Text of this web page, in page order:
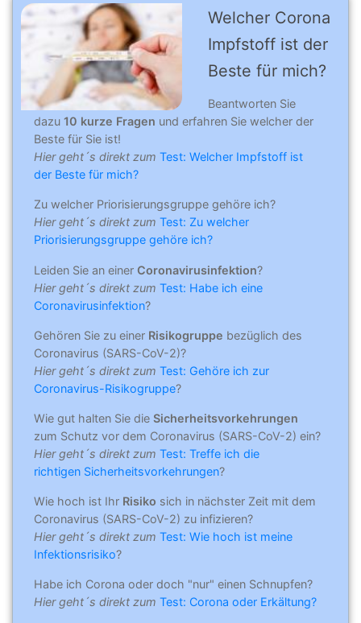
Welcher Corona
Impfstoff ist der
Beste für mich?
Beantworten Sie
dazu 10 kurze Fragen und erfahren Sie welcher der
Beste für Sie ist!
Hier geht´s direkt zum Test: Welcher Impfstoff ist
der Beste für mich?
Zu welcher Priorisierungsgruppe gehöre ich?
Hier geht´s direkt zum Test: Zu welcher
Priorisierungsgruppe gehöre ich?
Leiden Sie an einer Coronavirusinfektion?
Hier geht´s direkt zum Test: Habe ich eine
Coronavirusinfektion?
Gehören Sie zu einer Risikogruppe bezüglich des
Coronavirus (SARS-CoV-2)?
Hier geht´s direkt zum Test: Gehöre ich zur
Coronavirus-Risikogruppe?
Wie gut halten Sie die Sicherheitsvorkehrungen
zum Schutz vor dem Coronavirus (SARS-CoV-2) ein?
Hier geht´s direkt zum Test: Treffe ich die
richtigen Sicherheitsvorkehrungen?
Wie hoch ist Ihr Risiko sich in nächster Zeit mit dem
Coronavirus (SARS-CoV-2) zu infizieren?
Hier geht´s direkt zum Test: Wie hoch ist meine
Infektionsrisiko?
Habe ich Corona oder doch "nur" einen Schnupfen?
Hier geht´s direkt zum Test: Corona oder Erkältung?